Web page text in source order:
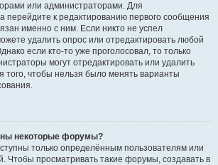
или администраторами. Для
перейдите к редактированию первого сообщения
именно с ним. Если никто не успел
удалить опрос или отредактировать любой
если кто-то уже проголосовал, то только
могут отредактировать или удалить
того, чтобы нельзя было менять варианты
некоторые форумы?
только определённым пользователям или
Чтобы просматривать такие форумы, создавать в